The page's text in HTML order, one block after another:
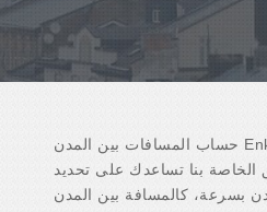
حساب المسافات بين المدن Enkoping, ستوكهولم.
بنا تساعدك على تحديد
بسرعة، كالمسافة بين المدن